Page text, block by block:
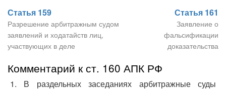
Статья 159
Разрешение арбитражным судом
заявлений и ходатайств лиц,
участвующих в деле
Статья 161
Заявление о
фальсификации
доказательства
Комментарий к ст. 160 АПК РФ
1. В раздельных заседаниях арбитражные суды